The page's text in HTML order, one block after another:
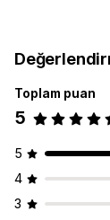
Bağlantılar ve
Analizler ve
Açılır
Düzenleyici
Toplam puan
5
5
4
3